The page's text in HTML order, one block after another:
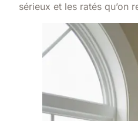
sérieux et les ratés qu’on